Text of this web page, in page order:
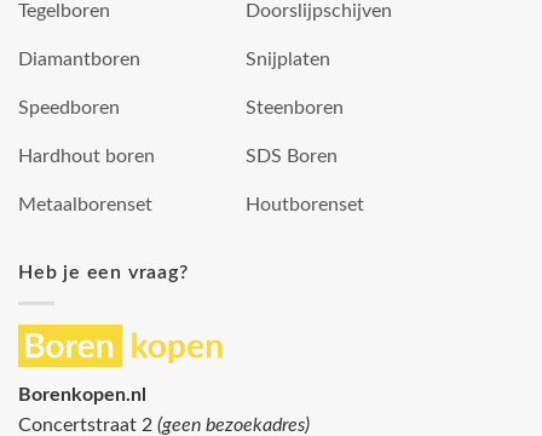
Tegelboren
Diamantboren
Speedboren
Hardhout boren
Metaalborenset
Doorslijpschijven
Snijplaten
Steenboren
SDS Boren
Houtborenset
Heb je een vraag?
Borenkopen.nl
Concertstraat 2 (geen bezoekadres)